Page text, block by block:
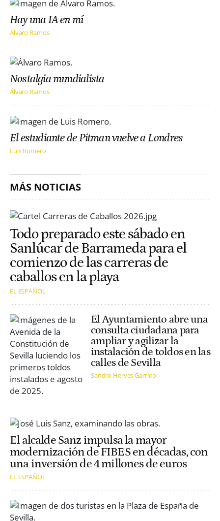
Hay una IA en mí
Álvaro Ramos
Nostalgia mundialista
Álvaro Ramos
El estudiante de Pitman vuelve a Londres
Luis Romero
MÁS NOTICIAS
Todo preparado este sábado en
Sanlúcar de Barrameda para el
comienzo de las carreras de
caballos en la playa
EL ESPAÑOL
El Ayuntamiento abre una
consulta ciudadana para
ampliar y agilizar la
instalación de toldos en las
calles de Sevilla
Sandro Herves Garrido
El alcalde Sanz impulsa la mayor
modernización de FIBES en décadas, con
una inversión de 4 millones de euros
EL ESPAÑOL